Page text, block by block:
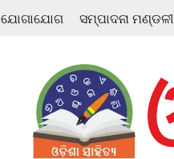
ଯୋଗାଯୋଗ ସମ୍ପାଦନା ମଣ୍ଡଳୀ